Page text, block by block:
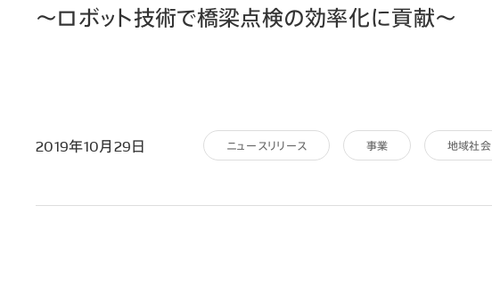
～ロボット技術で橋梁点検の効率化に貢献～
2019年10月29日 ニュースリリース 事業 地域社会